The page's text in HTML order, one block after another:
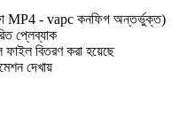
MP4 - vapc কনফিগ অন্তর্ভুক্ত)
প্লেব্যাক
বিতরণ করা হয়েছে
দেখায়